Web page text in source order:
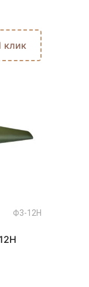
клик
Ф3-12Н